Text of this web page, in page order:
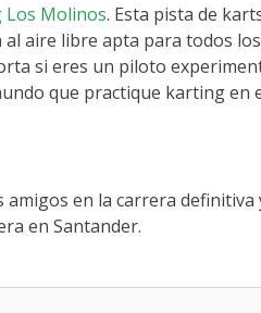
Los Molinos. Esta pista de
aire libre apta para todos
si eres un piloto
que practique karting en
en la carrera definitiva
en Santander.